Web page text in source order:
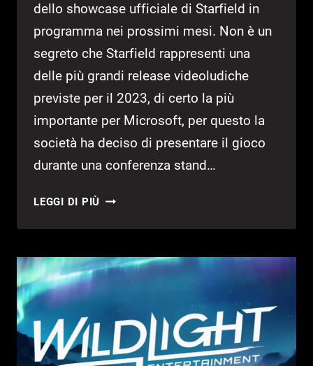
dello showcase ufficiale di Starfield in
programma nei prossimi mesi. Non è un
segreto che Starfield rappresenti una
delle più grandi release videoludiche
previste per il 2023, di certo la più
importante per Microsoft, per questo la
società ha deciso di presentare il gioco
durante una conferenza stand…
LEGGI DI PIÙ STARFIELD:
SHOWCASE
È
ANCORA